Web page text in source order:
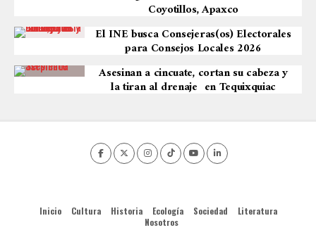
Coyotillos, Apaxco
El INE busca Consejeras(os) Electorales
para Consejos Locales 2026
Asesinan a cincuate, cortan su cabeza y
la tiran al drenaje en Tequixquiac
Inicio Cultura Historia Ecología Sociedad
Literatura
Nosotros